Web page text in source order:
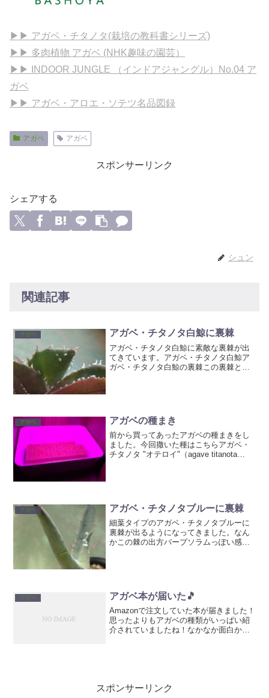
▶▶ アガベ・チタノタ(栽培の教科書シリーズ)
▶▶ 多肉植物 アガベ (NHK趣味の園芸）
▶▶ INDOOR JUNGLE （インドアジャングル）No.04 ア
ガベ
▶▶ アガベ・アロエ・ソテツ名品図録
アガベ アガベ
スポンサーリンク
シェアする
シュン
関連記事
アガベ アガベ・チタノタ白鯨に裏棘
アガベ・チタノタ白鯨に素敵な裏棘が出
てきています。アガベ・チタノタ白鯨ア
ガベ・チタノタ白鯨の裏棘この裏棘と言
アガベ アガベの種まき
前から買ってあったアガベの種まきをし
ました。今回撒いた種はこちらアガベ・
チタノタ "オテロイ"（agave titanota
アガベ アガベ・チタノタブルーに裏棘
細葉タイプのアガベ・チタノタブルーに
裏棘が出るようになってきました。なん
かこの棘の出方バープソラムっぽい感じ
アガベ アガベ本が届いた🎵
Amazonで注文していた本が届きました！
思ったよりもアガベの種類がいっぱい紹
介されていましたね！なかなか面白かっ
スポンサーリンク